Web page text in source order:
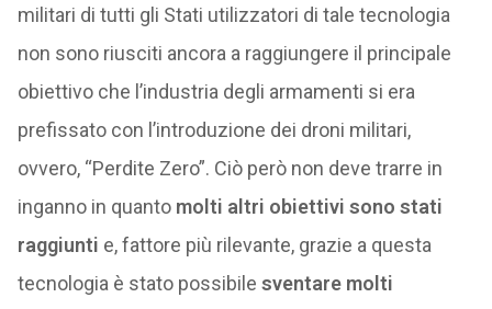
militari di tutti gli Stati utilizzatori di tale tecnologia
non sono riusciti ancora a raggiungere il principale
obiettivo che l’industria degli armamenti si era
prefissato con l’introduzione dei droni militari,
ovvero, “Perdite Zero”. Ciò però non deve trarre in
inganno in quanto molti altri obiettivi sono stati
raggiunti e, fattore più rilevante, grazie a questa
tecnologia è stato possibile sventare molti